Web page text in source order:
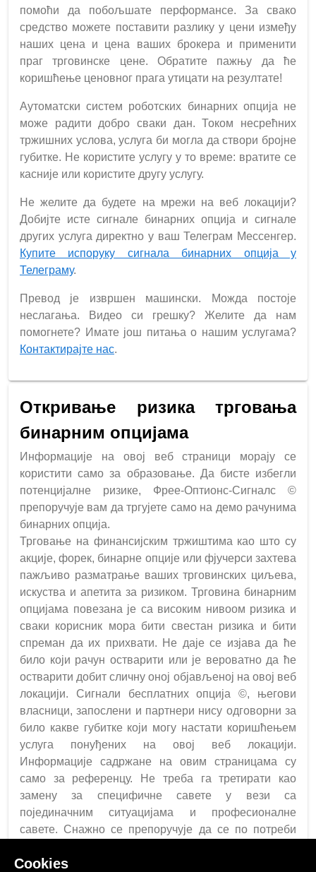
помоћи да побољшате перформансе. За свако
средство можете поставити разлику у цени између
наших цена и цена ваших брокера и применити
праг трговинске цене. Обратите пажњу да ће
коришћење ценовног прага утицати на резултате!
Аутоматски систем роботских бинарних опција не
може радити добро сваки дан. Током несрећних
тржишних услова, услуга би могла да створи бројне
губитке. Не користите услугу у то време: вратите се
касније или користите другу услугу.
Не желите да будете на мрежи на веб локацији?
Добијте исте сигнале бинарних опција и сигнале
других услуга директно у ваш Телеграм Мессенгер.
Купите испоруку сигнала бинарних опција у
Телеграму.
Превод је извршен машински. Можда постоје
неслагања. Видео си грешку? Желите да нам
помогнете? Имате још питања о нашим услугама?
Контактирајте нас.
Откривање ризика трговања
бинарним опцијама
Информације на овој веб страници морају се
користити само за образовање. Да бисте избегли
потенцијалне ризике, Фрее-Оптионс-Сигналс ©
препоручује вам да тргујете само на демо рачунима
бинарних опција.
Трговање на финансијским тржиштима као што су
акције, форек, бинарне опције или фјучерси захтева
пажљиво разматрање ваших трговинских циљева,
искуства и апетита за ризиком. Трговина бинарним
опцијама повезана је са високим нивоом ризика и
сваки корисник мора бити свестан ризика и бити
спреман да их прихвати. Не даје се изјава да ће
било који рачун остварити или је вероватно да ће
остварити добит сличну оној објављеној на овој веб
локацији. Сигнали бесплатних опција ©, његови
власници, запослени и партнери нису одговорни за
било какве губитке који могу настати коришћењем
услуга понуђених на овој веб локацији.
Информације садржане на овим страницама су
само за референцу. Не треба га третирати као
замену за специфичне савете у вези са
појединачним ситуацијама и професионалне
савете. Снажно се препоручује да се по потреби
Прочитао сам, разумео и сложио се са
Cookies